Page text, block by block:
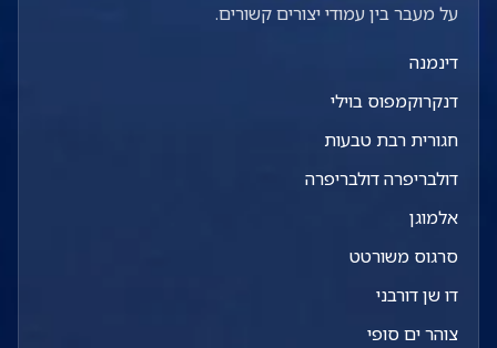
על מעבר בין עמודי יצורים קשורים.
דינמנה
דנקרוקמפוס בוילי
חגורית רבת טבעות
דולבריפרה דולבריפרה
אלמוגן
סרגוס משורטט
דו שן דורבני
צוהר ים סופי